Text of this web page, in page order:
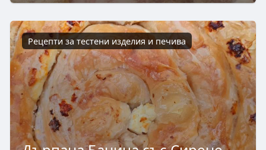
Рецепти за тестени изделия и печива